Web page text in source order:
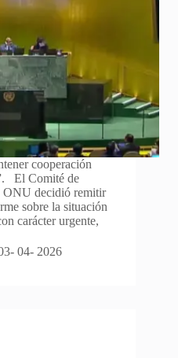
cooperación
El Comité de
ONU decidió remitir
sobre la situación
carácter urgente,
04- 2026